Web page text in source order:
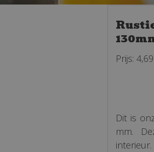
Prijs: 4,69
Dit is
mm.